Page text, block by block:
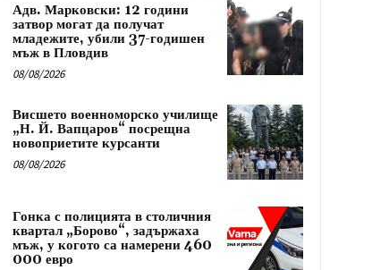
Адв. Марковски: 12 години
затвор могат да получат
младежите, убили 37-годишен
мъж в Пловдив
08/08/2026
Висшето военноморско училище
„Н. Й. Вапцаров“ посрещна
новоприетите курсанти
08/08/2026
Гонка с полицията в столичния
квартал „Борово“, задържаха
мъж, у когото са намерени 460
000 евро